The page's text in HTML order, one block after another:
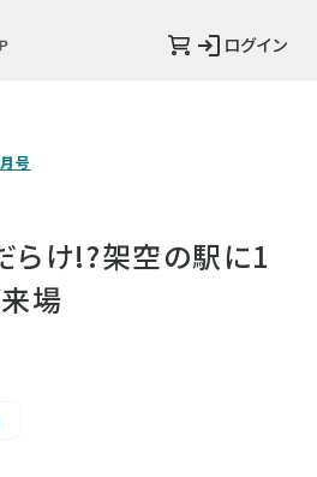
ログイン
号
らけ!?架空の駅に1
場